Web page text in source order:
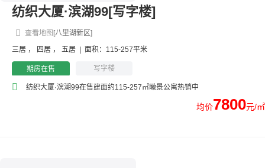
纺织大厦·滨湖99[写字楼]
[八里湖新区]
查看地图
三居 ， 四居 ， 五居 面积：115-257平米
期房在售 写字楼
纺织大厦·滨湖99在售建面约115-257㎡瞰景公寓热销中
均价7800元/㎡